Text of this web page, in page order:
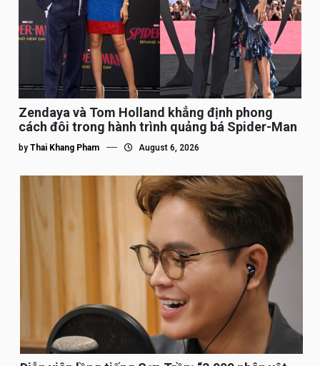
Zendaya và Tom Holland khẳng định phong
cách đôi trong hành trình quảng bá Spider-Man
by Thai Khang Pham August 6, 2026